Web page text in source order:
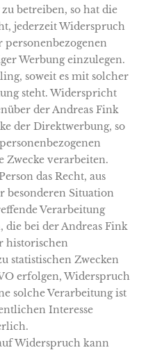
betreiben, so hat die
jederzeit Widerspruch
personenbezogenen
Werbung einzulegen.
soweit es mit solcher
steht. Widerspricht
der Andreas Fink
der Direktwerbung, so
Zwecke verarbeiten.
das Recht, aus
besonderen Situation
Verarbeitung
die bei der Andreas Fink
historischen
statistischen Zwecken
erfolgen, Widerspruch
solche Verarbeitung ist
Interesse
Widerspruch kann